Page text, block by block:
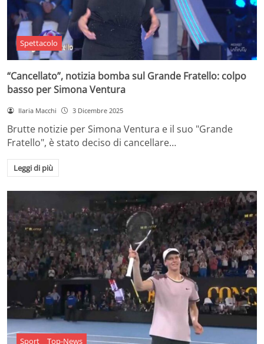
Spettacolo
“Cancellato”, notizia bomba sul Grande Fratello: colpo
basso per Simona Ventura
Ilaria Macchi 3 Dicembre 2025
Brutte notizie per Simona Ventura e il suo "Grande
Fratello", è stato deciso di cancellare…
Leggi di più
Sport Top-News